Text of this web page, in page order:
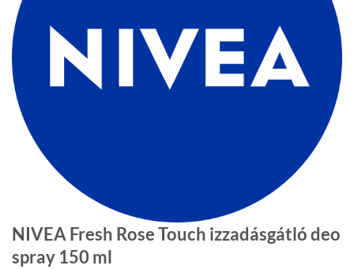
NIVEA Fresh Rose Touch izzadásgátló deo
spray 150 ml